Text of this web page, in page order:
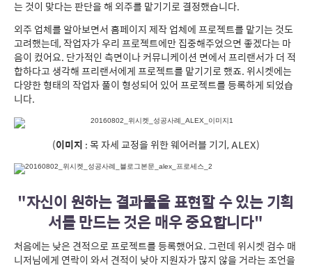
는 것이 맞다는 판단을 해 외주를 맡기기로 결정했습니다.
외주 업체를 알아보면서 홈페이지 제작 업체에 프로젝트를 맡기는 것도
고려했는데, 작업자가 우리 프로젝트에만 집중해주었으면 좋겠다는 마
음이 컸어요. 단가적인 측면이나 커뮤니케이션 면에서 프리랜서가 더 적
합하다고 생각해 프리랜서에게 프로젝트를 맡기기로 했죠. 위시켓에는
다양한 형태의 작업자 풀이 형성되어 있어 프로젝트를 등록하게 되었습
니다.
(이미지 : 목 자세 교정을 위한 웨어러블 기기, ALEX)
"자신이 원하는 결과물을 표현할 수 있는 기획
서를 만드는 것은 매우 중요합니다"
처음에는 낮은 견적으로 프로젝트를 등록했어요. 그런데 위시켓 검수 매
니저님에게 연락이 와서 견적이 낮아 지원자가 많지 않을 거라는 조언을